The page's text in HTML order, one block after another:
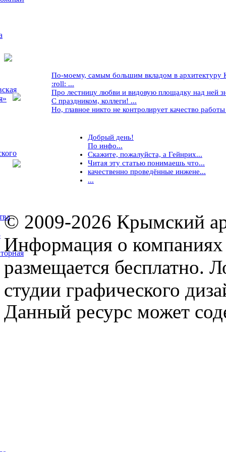
По-моему, самым большим вкладом в архитектуру
:roll: ...
Про лестницу любви и видовую площадку над ней
С праздником, коллеги! ...
Но, главное никто не контролирует качество
Добрый день!
По инфо...
Скажите, пожалуйста, а Гейнрих...
Читая эту статью понимаешь что...
качественно проведённые инжене...
...
© 2009-2026 Крымский
Информация о компаниях
размещается бесплатно.
студии графического
Данный ресурс может